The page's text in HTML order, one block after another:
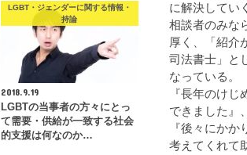
LGBT・ジェンダーに関する情報・
持論
2018.9.19
LGBTの当事者の方々にとっ
て需要・供給が一致する社会
的支援は何なのか…
に解決してい
相談者のみな
厚く、「紹介
司法書士」と
なっている。
『長年のけ
できました』、
『後々にか
考えてくれて